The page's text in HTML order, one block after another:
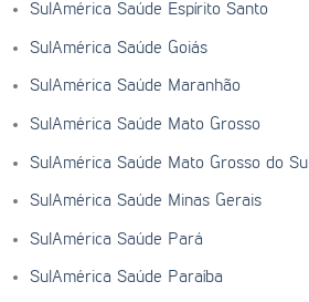
SulAmérica Saúde Espírito Santo
SulAmérica Saúde Goiás
SulAmérica Saúde Maranhão
SulAmérica Saúde Mato Grosso
SulAmérica Saúde Mato Grosso do Sul
SulAmérica Saúde Minas Gerais
SulAmérica Saúde Pará
SulAmérica Saúde Paraíba